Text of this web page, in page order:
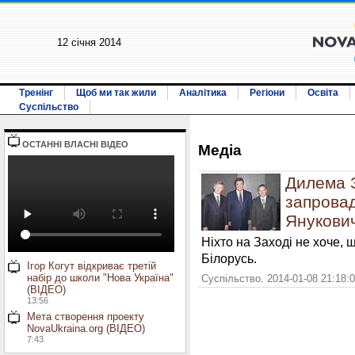
12 січня 2014
Тренінг Щоб ми так жили Аналітика Регіони
Освіта
Суспільство
ОСТАННI ВЛАСНI ВIДЕО
Ігор Когут відкриває третій
набір до школи "Нова Україна"
(ВІДЕО)
13:56
Мета створення проекту
NovaUkraina.org (ВІДЕО)
7:43
Медiа
Дилема
Ніхто на Заході не хоче,
Білорусь.
Суспільство. 2014-01-08